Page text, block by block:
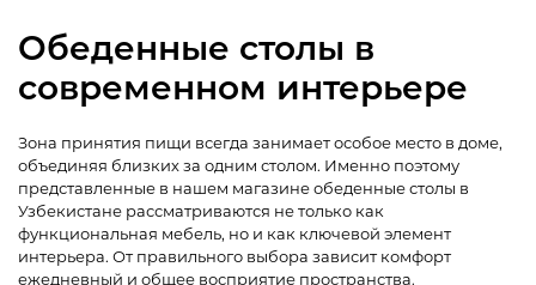
Обеденные столы в
современном интерьере
Зона принятия пищи всегда занимает особое место в доме,
объединяя близких за одним столом. Именно поэтому
представленные в нашем магазине обеденные столы в
Узбекистане рассматриваются не только как
функциональная мебель, но и как ключевой элемент
интерьера. От правильного выбора зависит комфорт
ежедневный и общее восприятие пространства.